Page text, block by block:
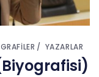
YAZARLAR